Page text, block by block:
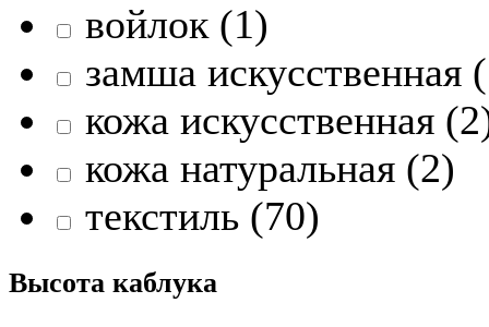
войлок (1)
замша искусственная
кожа искусственная
кожа натуральная (2)
текстиль (70)
Высота каблука